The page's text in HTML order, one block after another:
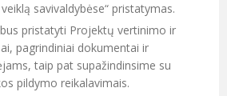
savivaldybėse“ pristatymas.
pristatyti Projektų vertinimo ir
pagrindiniai dokumentai ir
taip pat supažindinsime su
pildymo reikalavimais.